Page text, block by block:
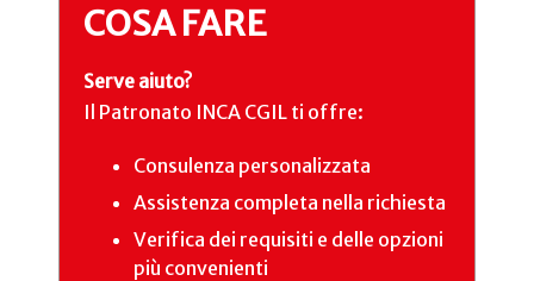
COSA FARE
Serve aiuto?
Il Patronato INCA CGIL ti offre:
Consulenza personalizzata
Assistenza completa nella richiesta
Verifica dei requisiti e delle opzioni
più convenienti